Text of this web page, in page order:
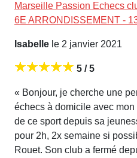
Marseille Passion Echecs
6E ARRONDISSEMENT -
Isabelle le 2 janvier 2021
5 / 5
« Bonjour, je cherche une
échecs à domicile avec
de ce sport depuis sa
pour 2h, 2x semaine si
Rouet. Son club a fermé